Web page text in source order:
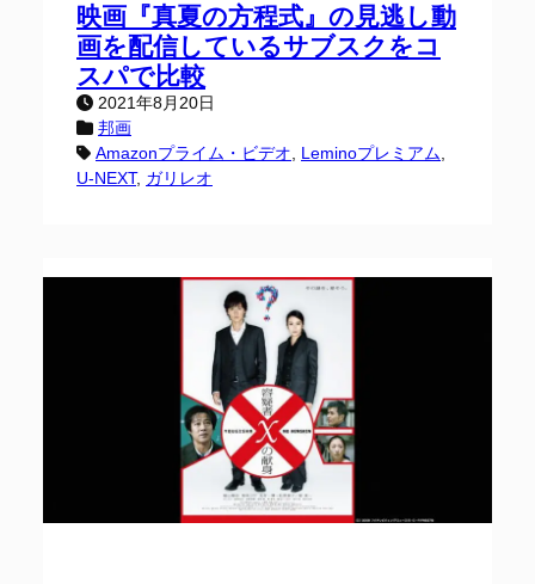
映画『真夏の方程式』の見逃し動
画を配信しているサブスクをコ
スパで比較
2021年8月20日
邦画
Amazonプライム・ビデオ
Leminoプレミアム
U-NEXT, ガリレオ